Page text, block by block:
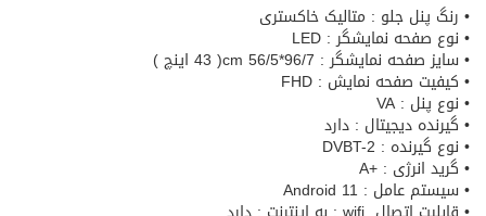
• رنگ پنل جلو : متالیک خاکستری
• نوع صفحه نمایشگر : LED
• سایز صفحه نمایشگر : 96/7*56/5 cm( 43 اینچ )
• کیفیت صفحه نمایش : FHD
• نوع پنل : VA
• گیرنده دیجیتال : دارد
• نوع گیرنده : DVBT-2
• گرید انرژی : +A
• سیستم عامل : Android 11